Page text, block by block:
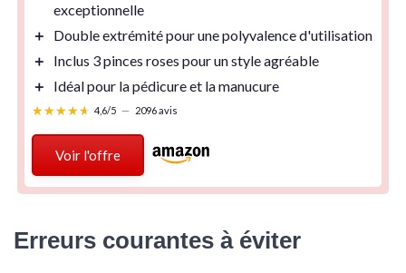
exceptionnelle
＋
Double extrémitépour une polyvalence d'utilisation
＋
Inclus 3 pinces roses pour un style agréable
＋
Idéal pour la pédicureet la manucure
★★★★★
★★★★★ 4,6/5 — 2096 avis
Voir l'offre
Erreurs courantes à éviter